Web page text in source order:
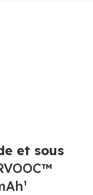
et sous